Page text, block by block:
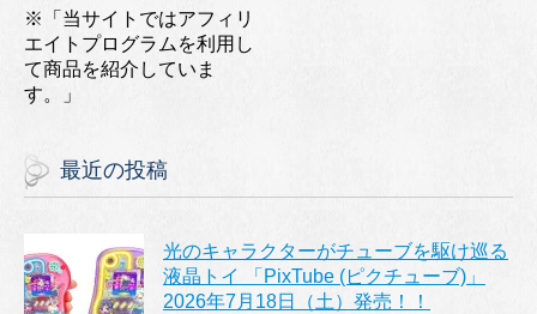
※「当サイトではアフィリ
エイトプログラムを利用し
て商品を紹介していま
す。」
最近の投稿
光のキャラクターがチューブを駆け巡る
液晶トイ 「PixTube (ピクチューブ)」
2026年7月18日（土）発売！！